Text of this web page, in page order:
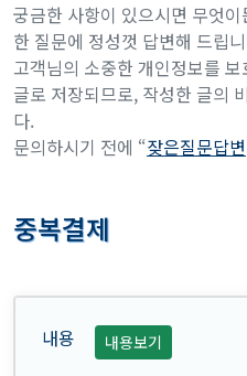
궁금한 사항이 있으시면 무엇
한 질문에 정성껏 답변해 드립
고객님의 소중한 개인정보를
글로 저장되므로, 작성한 글의
다.
문의하시기 전에 “잦은질문답변
중복결제
내용보기